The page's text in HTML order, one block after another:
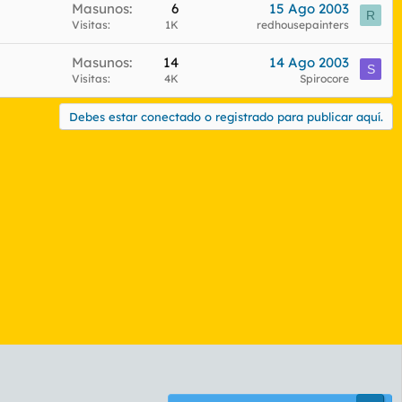
Masunos 6
Visitas 1K
15 Ago 2003
redhousepainters
R
Masunos 14
Visitas 4K
14 Ago 2003
Spirocore
S
Debes estar conectado o registrado para publicar aquí.